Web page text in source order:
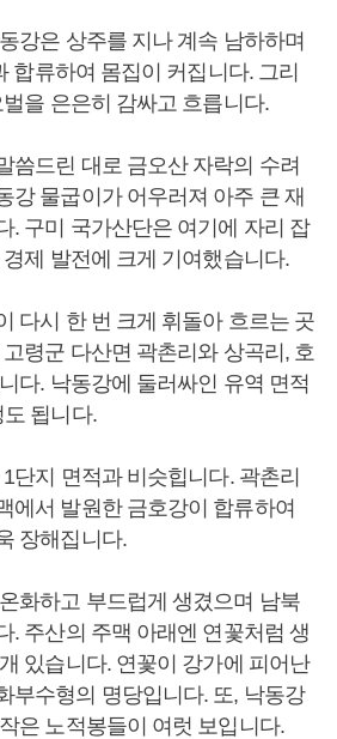
강은 상주를 지나 계속 남하하며
합류하여 몸집이 커집니다. 그리
을 은은히 감싸고 흐릅니다.
씀드린 대로 금오산 자락의 수려
강 물굽이가 어우러져 아주 큰 재
. 구미 국가산단은 여기에 자리 잡
제 발전에 크게 기여했습니다.
다시 한 번 크게 휘돌아 흐르는 곳
령군 다산면 곽촌리와 상곡리, 호
다. 낙동강에 둘러싸인 유역 면적
됩니다.
단지 면적과 비슷힙니다. 곽촌리
에서 발원한 금호강이 합류하여
장해집니다.
화하고 부드럽게 생겼으며 남북
. 주산의 주맥 아래엔 연꽃처럼 생
있습니다. 연꽃이 강가에 피어난
부수형의 명당입니다. 또, 낙동강
은 노적봉들이 여럿 보입니다.